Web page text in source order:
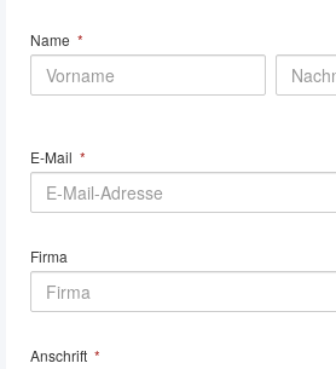
Name *
E-Mail *
Firma
Anschrift *